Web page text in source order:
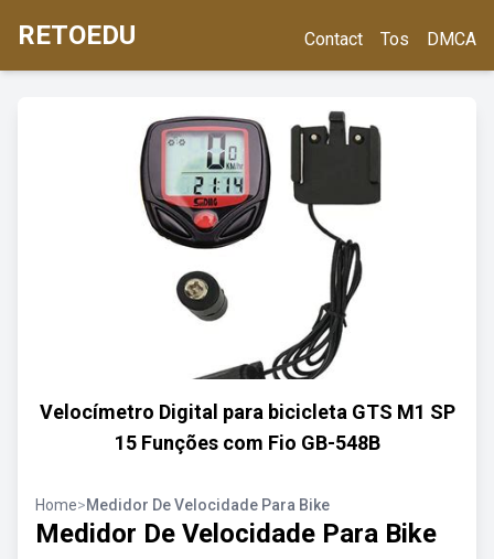
RETOEDU Contact Tos DMCA
Velocímetro Digital para bicicleta GTS M1 SP
15 Funções com Fio GB-548B
Home>Medidor De Velocidade Para Bike
Medidor De Velocidade Para Bike